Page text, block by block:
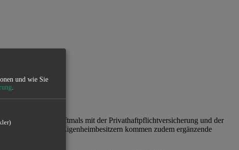
junge Menschen oftmals mit der Privathaftpflichtversicherung und der
Bei Eigenheimbesitzern kommen zudem ergänzende
und wie Sie
.